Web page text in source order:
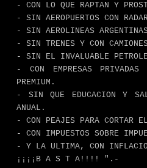
- CON LO QUE RAPTAN Y
- SIN AEROPUERTOS CON
- SIN AEROLINEAS
- SIN TRENES Y CON
- SIN EL INVALUABLE
- CON EMPRESAS
PREMIUM.
- SIN QUE EDUCACION Y
ANUAL.
- CON PEAJES PARA CORTAR
- CON IMPUESTOS SOBRE
- Y LA ULTIMA, CON
¡¡¡¡B A S T A!!!! ".-